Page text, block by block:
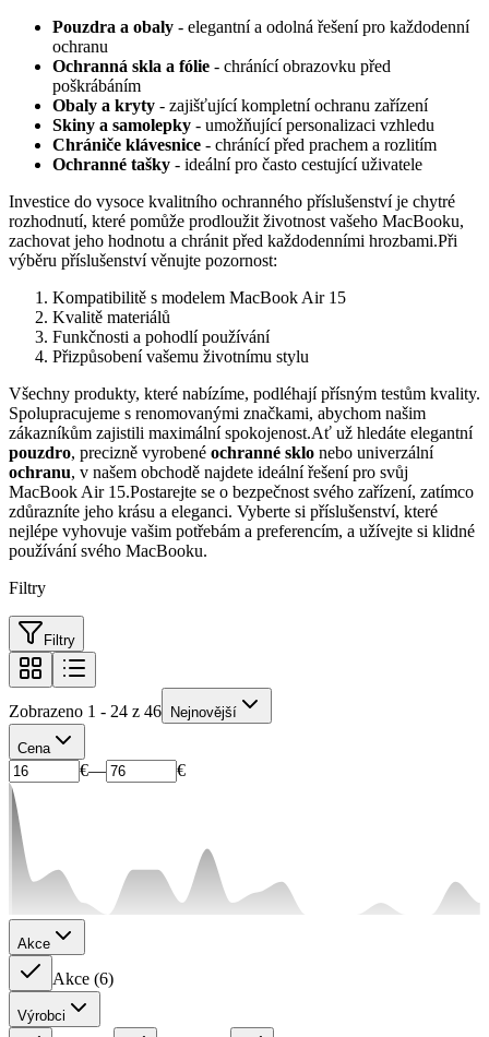
Pouzdra a obaly - elegantní a odolná řešení pro každodenní
ochranu
Ochranná skla a fólie - chránící obrazovku před
poškrábáním
Obaly a kryty - zajišťující kompletní ochranu zařízení
Skiny a samolepky - umožňující personalizaci vzhledu
Chrániče klávesnice - chránící před prachem a rozlitím
Ochranné tašky - ideální pro často cestující uživatele
Investice do vysoce kvalitního ochranného příslušenství je chytré
rozhodnutí, které pomůže prodloužit životnost vašeho MacBooku,
zachovat jeho hodnotu a chránit před každodenními hrozbami.Při
výběru příslušenství věnujte pozornost:
Kompatibilitě s modelem MacBook Air 15
Kvalitě materiálů
Funkčnosti a pohodlí používání
Přizpůsobení vašemu životnímu stylu
Všechny produkty, které nabízíme, podléhají přísným testům kvality.
Spolupracujeme s renomovanými značkami, abychom našim
zákazníkům zajistili maximální spokojenost.Ať už hledáte elegantní
pouzdro, precizně vyrobené ochranné sklo nebo univerzální
ochranu, v našem obchodě najdete ideální řešení pro svůj
MacBook Air 15.Postarejte se o bezpečnost svého zařízení, zatímco
zdůrazníte jeho krásu a eleganci. Vyberte si příslušenství, které
nejlépe vyhovuje vašim potřebám a preferencím, a užívejte si klidné
používání svého MacBooku.
Filtry
Filtry
Zobrazeno 1 - 24 z 46 Nejnovější
Cena
€— €
Akce
Akce (6)
Výrobci